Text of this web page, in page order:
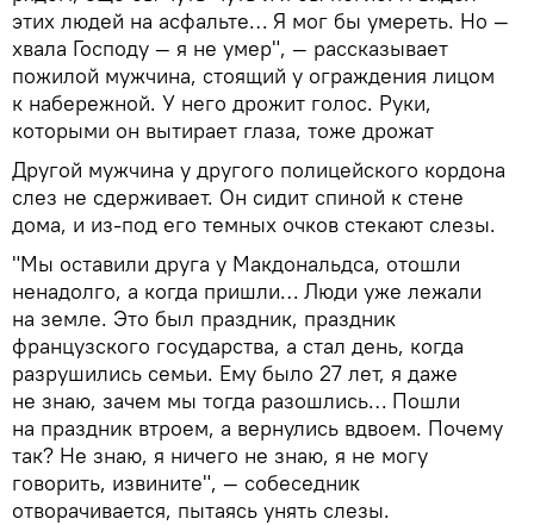
этих людей на асфальте… Я мог бы умереть. Но —
хвала Господу — я не умер", — рассказывает
пожилой мужчина, стоящий у ограждения лицом
к набережной. У него дрожит голос. Руки,
которыми он вытирает глаза, тоже дрожат
Другой мужчина у другого полицейского кордона
слез не сдерживает. Он сидит спиной к стене
дома, и из-под его темных очков стекают слезы.
"Мы оставили друга у Макдональдса, отошли
ненадолго, а когда пришли… Люди уже лежали
на земле. Это был праздник, праздник
французского государства, а стал день, когда
разрушились семьи. Ему было 27 лет, я даже
не знаю, зачем мы тогда разошлись… Пошли
на праздник втроем, а вернулись вдвоем. Почему
так? Не знаю, я ничего не знаю, я не могу
говорить, извините", — собеседник
отворачивается, пытаясь унять слезы.